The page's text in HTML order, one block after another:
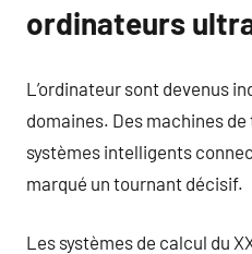
ordinateurs
L’ordinateur sont devenus
domaines. Des machines
systèmes intelligents
marqué un tournant décisif.
Les systèmes de calcul du